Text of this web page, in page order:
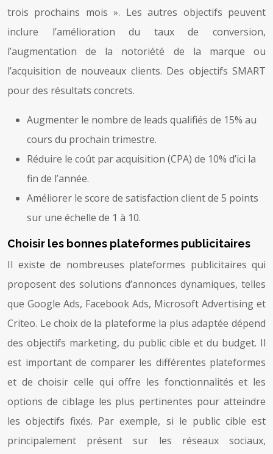
trois prochains mois ». Les autres objectifs peuvent
inclure l’amélioration du taux de conversion,
l’augmentation de la notoriété de la marque ou
l’acquisition de nouveaux clients. Des objectifs SMART
pour des résultats concrets.
Augmenter le nombre de leads qualifiés de 15% au
cours du prochain trimestre.
Réduire le coût par acquisition (CPA) de 10% d’ici la
fin de l’année.
Améliorer le score de satisfaction client de 5 points
sur une échelle de 1 à 10.
Choisir les bonnes plateformes publicitaires
Il existe de nombreuses plateformes publicitaires qui
proposent des solutions d’annonces dynamiques, telles
que Google Ads, Facebook Ads, Microsoft Advertising et
Criteo. Le choix de la plateforme la plus adaptée dépend
des objectifs marketing, du public cible et du budget. Il
est important de comparer les différentes plateformes
et de choisir celle qui offre les fonctionnalités et les
options de ciblage les plus pertinentes pour atteindre
les objectifs fixés. Par exemple, si le public cible est
principalement présent sur les réseaux sociaux,